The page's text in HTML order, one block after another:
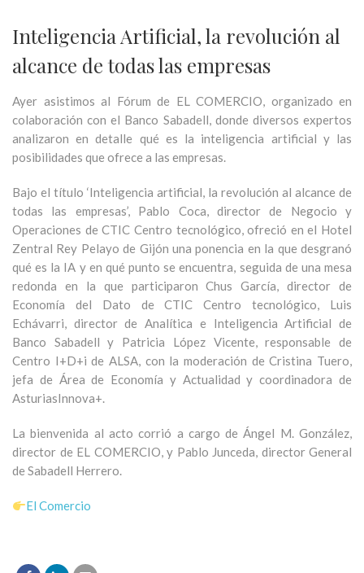
Inteligencia Artificial, la revolución al
alcance de todas las empresas
Ayer asistimos al Fórum de EL COMERCIO, organizado en
colaboración con el Banco Sabadell, donde diversos expertos
analizaron en detalle qué es la inteligencia artificial y las
posibilidades que ofrece a las empresas.
Bajo el título ‘Inteligencia artificial, la revolución al alcance de
todas las empresas’, Pablo Coca, director de Negocio y
Operaciones de CTIC Centro tecnológico, ofreció en el Hotel
Zentral Rey Pelayo de Gijón una ponencia en la que desgranó
qué es la IA y en qué punto se encuentra, seguida de una mesa
redonda en la que participaron Chus García, director de
Economía del Dato de CTIC Centro tecnológico, Luis
Echávarri, director de Analítica e Inteligencia Artificial de
Banco Sabadell y Patricia López Vicente, responsable de
Centro I+D+i de ALSA, con la moderación de Cristina Tuero,
jefa de Área de Economía y Actualidad y coordinadora de
AsturiasInnova+.
La bienvenida al acto corrió a cargo de Ángel M. González,
director de EL COMERCIO, y Pablo Junceda, director General
de Sabadell Herrero.
El Comercio